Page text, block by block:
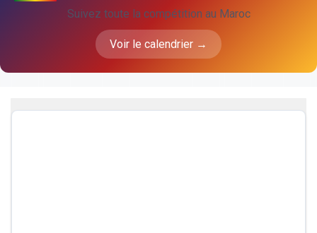
Suivez toute la compétition au Maroc
Voir le calendrier →